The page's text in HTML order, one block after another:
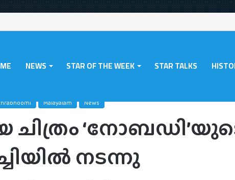
NEWS STAR OF THE WEEK STAR TALKS
Malayalam News
ചിത്രം
നടന്നു